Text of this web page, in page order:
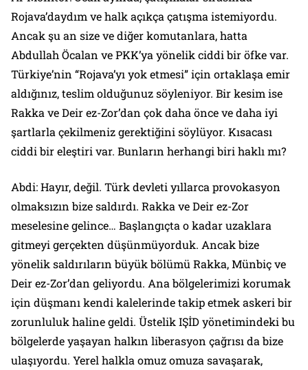
Rojava’daydım ve halk açıkça çatışma istemiyordu.
Ancak şu an size ve diğer komutanlara, hatta
Abdullah Öcalan ve PKK’ya yönelik ciddi bir öfke var.
Türkiye’nin “Rojava’yı yok etmesi” için ortaklaşa emir
aldığınız, teslim olduğunuz söyleniyor. Bir kesim ise
Rakka ve Deir ez-Zor’dan çok daha önce ve daha iyi
şartlarla çekilmeniz gerektiğini söylüyor. Kısacası
ciddi bir eleştiri var. Bunların herhangi biri haklı mı?
Abdi: Hayır, değil. Türk devleti yıllarca provokasyon
olmaksızın bize saldırdı. Rakka ve Deir ez-Zor
meselesine gelince… Başlangıçta o kadar uzaklara
gitmeyi gerçekten düşünmüyorduk. Ancak bize
yönelik saldırıların büyük bölümü Rakka, Münbiç ve
Deir ez-Zor’dan geliyordu. Ana bölgelerimizi korumak
için düşmanı kendi kalelerinde takip etmek askeri bir
zorunluluk haline geldi. Üstelik IŞİD yönetimindeki bu
bölgelerde yaşayan halkın liberasyon çağrısı da bize
ulaşıyordu. Yerel halkla omuz omuza savaşarak,